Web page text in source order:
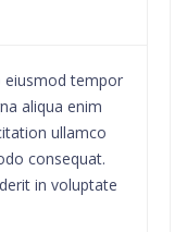
eiusmod tempor
aliqua enim
ullamco
consequat.
in voluptate